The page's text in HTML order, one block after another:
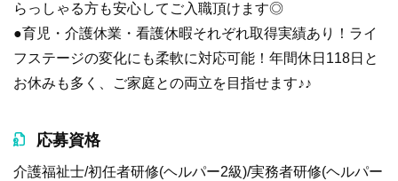
らっしゃる方も安心してご入職頂けます◎
●育児・介護休業・看護休暇それぞれ取得実績あり！ライ
フステージの変化にも柔軟に対応可能！年間休日118日と
お休みも多く、ご家庭との両立を目指せます♪♪
応募資格
介護福祉士/初任者研修(ヘルパー2級)/実務者研修(ヘルパー